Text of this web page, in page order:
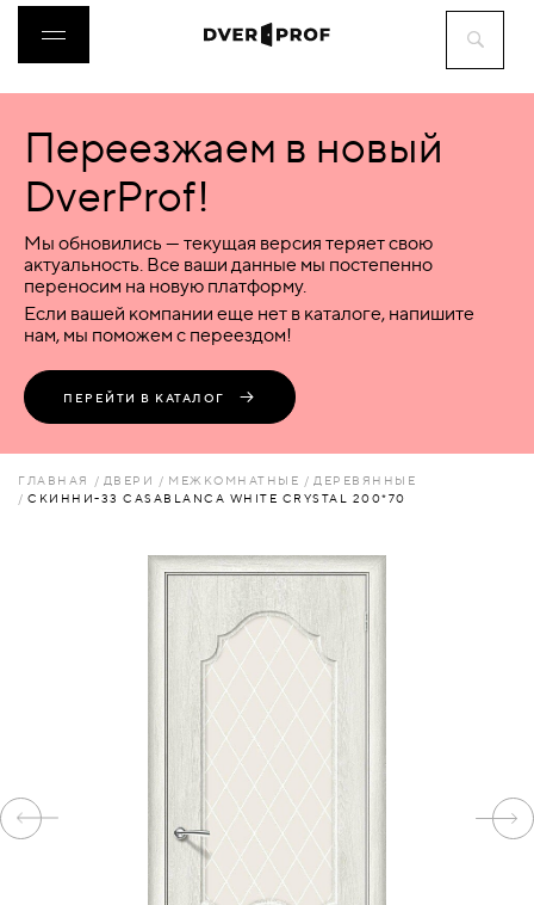
ДВЕРИ
ФУРНИТУРА
ВОРОТА
ПЕРЕГОРОДКИ
КОМПЛЕКТУЮЩИЕ
Переезжаем в новый
DverProf!
Мы обновились — текущая версия теряет свою
актуальность. Все ваши данные мы постепенно
переносим на новую платформу.
Если вашей компании еще нет в каталоге, напишите
нам, мы поможем с переездом!
ПЕРЕЙТИ В КАТАЛОГ
ГЛАВНАЯ ДВЕРИ МЕЖКОМНАТНЫЕ
ДЕРЕВЯННЫЕ
СКИННИ-33 CASABLANCA WHITE СRYSTAL 200*70